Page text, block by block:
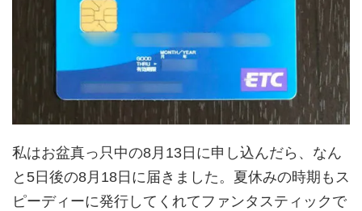
私はお盆真っ只中の8月13日に申し込んだら、なん
と5日後の8月18日に届きました。夏休みの時期もス
ピーディーに発行してくれてファンタスティックで